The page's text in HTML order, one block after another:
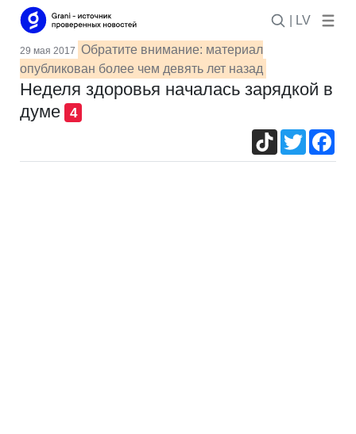
| LV
29 мая 2017 Обратите внимание: материал
опубликован более чем девять лет назад
Неделя здоровья началась зарядкой в
думе
4
TikTokTwitter